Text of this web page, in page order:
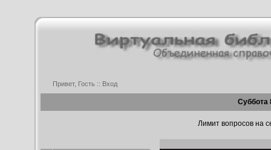
Привет, Гость :: Вход
Суббота
Лимит вопросов на